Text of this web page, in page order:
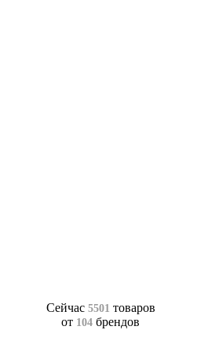
Сейчас 5501 товаров
от 104 брендов